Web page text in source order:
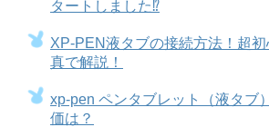
タートしました⁉
XP-PEN液タブの接続方法！超
真で解説！
xp-pen ペンタブレット（液タブ
価は？